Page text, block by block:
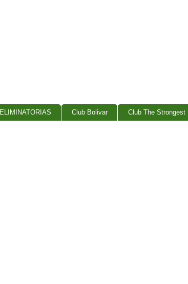
ELIMINATORIAS Club Bolivar Club The Strongest